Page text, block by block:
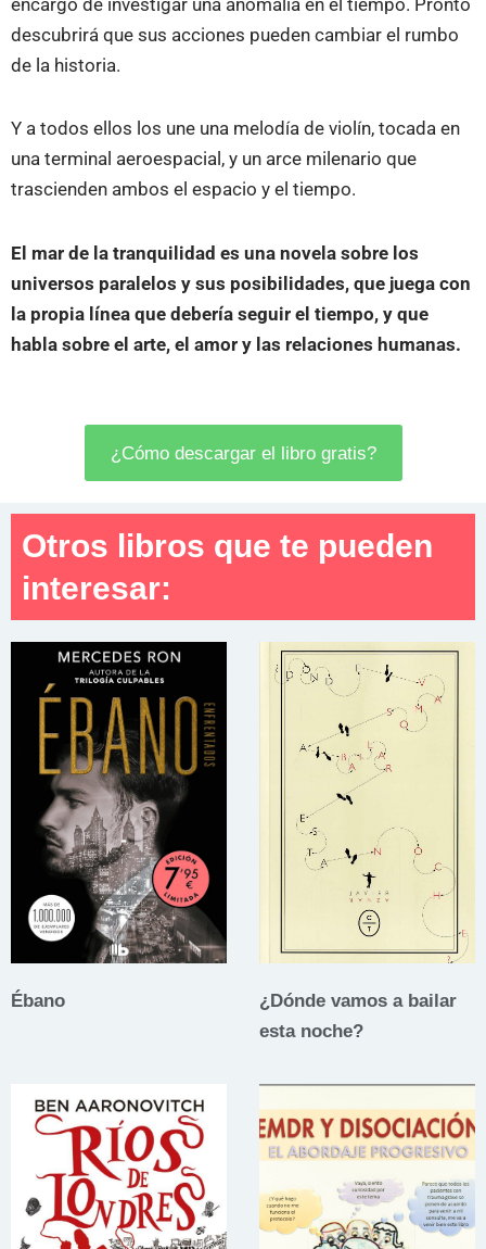
encargo de investigar una anomalía en el tiempo. Pronto
descubrirá que sus acciones pueden cambiar el rumbo
de la historia.
Y a todos ellos los une una melodía de violín, tocada en
una terminal aeroespacial, y un arce milenario que
trascienden ambos el espacio y el tiempo.
El mar de la tranquilidad es una novela sobre los
universos paralelos y sus posibilidades, que juega con
la propia línea que debería seguir el tiempo, y que
habla sobre el arte, el amor y las relaciones humanas.
¿Cómo descargar el libro gratis?
Otros libros que te pueden
interesar:
Ébano
¿Dónde vamos a bailar
esta noche?